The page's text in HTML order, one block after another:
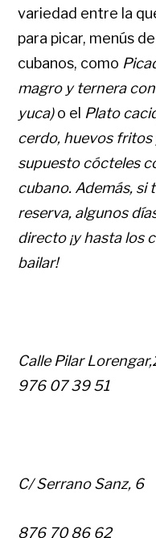
variedad entre la
para picar, menús
cubanos, como
magro y ternera
yuca)o el Plato
cerdo, huevos
supuesto cócteles
cubano. Además, si
reserva, algunos
directo ¡y hasta los
bailar!
Calle Pilar
976 07 39 51
C/ Serrano Sanz, 6
876 70 86 62